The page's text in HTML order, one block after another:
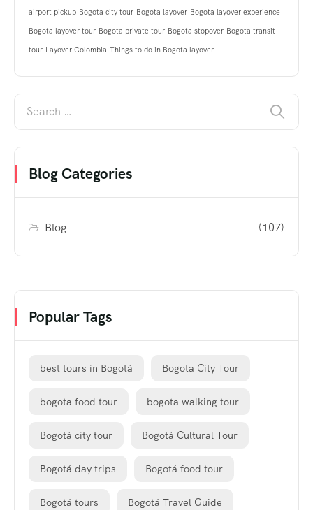
airport pickup Bogota city tour Bogota layover Bogota layover experience
Bogota layover tour Bogota private tour Bogota stopover Bogota transit
tour Layover Colombia Things to do in Bogota layover
Blog Categories
Blog (107)
Popular Tags
best tours in Bogotá Bogota City Tour
bogota food tour bogota walking tour
Bogotá city tour Bogotá Cultural Tour
Bogotá day trips Bogotá food tour
Bogotá tours Bogotá Travel Guide